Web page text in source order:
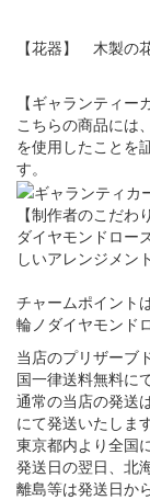
【花器】 木製の
【ギャランティー
こちらの商品には
を使用したことを
す。
【制作者のこだわ
ダイヤモンドロー
しいアレンジメン
チャームポイント
輪ノダイヤモンド
当店のプリザーブ
国一律送料無料に
通常の当店の発送
にて発送いたします
東京都内より全国
発送日の翌日、北
離島等は発送日か